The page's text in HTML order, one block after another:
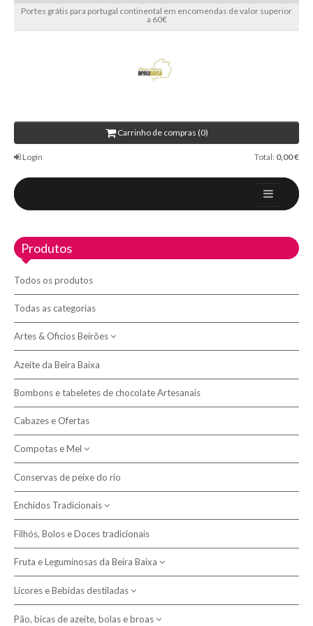
Portes grátis para portugal continental em encomendas de valor superior
a 60€
Carrinho de compras (0)
Login Total: 0,00 €
Sobre nós
Blog
Contactos
Política de Devolução
Política de Privacidade e Cookies
Resolução de Litígios
Pesquisar
Produtos
Todos os produtos
Todas as categorias
Artes & Oficios Beirões
Artesanato
Cestas de junco
Artigos em Burel
Chinelos de burel
Cátia Ladeira
Fátima Quelhas Figueiredo
João Morgado
José António Pinho
Marta Duarte
Miguel Saraiva
Ricardo Grilo
Mantas e Cobertores
Cobertores de lã
Mantas ecológicas
Sabonetes artesanais
de azeite
de leite de ovelha
Cachecóis
Gorros
Azeite da Beira Baixa
Bombons e tabeletes de chocolate Artesanais
Cabazes e Ofertas
Compotas e Mel
Compotas
Mel da Beira Baixa
Conservas de peixe do rio
Enchidos Tradicionais
Alheiras
Chouriças e Paios
Farinheiras
Filhós, Bolos e Doces tradicionais
Fruta e Leguminosas da Beira Baixa
Cerejas e outras frutas
Leguminosas regionais
Licores e Bebidas destiladas
Aguardentes, Gins e outros destilados
Pão, bicas de azeite, bolas e broas